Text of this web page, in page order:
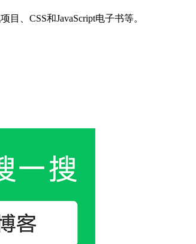
、CSS和JavaScript电子书等。